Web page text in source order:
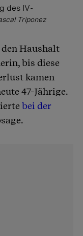
des IV-
Triponez
Haushalt
bis diese
kamen
47-Jährige.
bei der